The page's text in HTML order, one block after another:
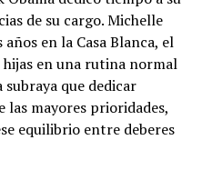
de su cargo. Michelle
en la Casa Blanca, el
en una rutina normal
que dedicar
las mayores prioridades,
equilibrio entre deberes